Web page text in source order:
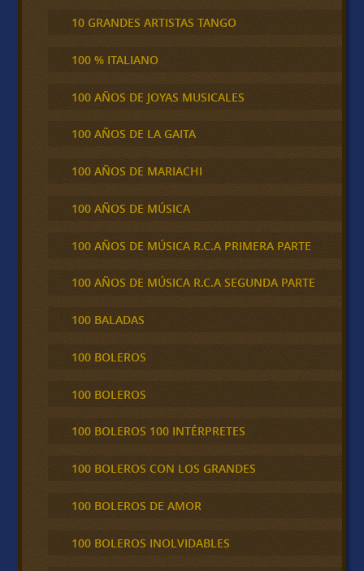
10 GRANDES ARTISTAS TANGO
100 % ITALIANO
100 AÑOS DE JOYAS MUSICALES
100 AÑOS DE LA GAITA
100 AÑOS DE MARIACHI
100 AÑOS DE MÚSICA
100 AÑOS DE MÚSICA R.C.A PRIMERA PARTE
100 AÑOS DE MÚSICA R.C.A SEGUNDA PARTE
100 BALADAS
100 BOLEROS
100 BOLEROS
100 BOLEROS 100 INTÉRPRETES
100 BOLEROS CON LOS GRANDES
100 BOLEROS DE AMOR
100 BOLEROS INOLVIDABLES